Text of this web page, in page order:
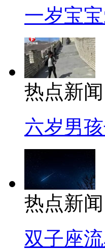
一岁宝
热点新闻
六岁男
热点新闻
双子座